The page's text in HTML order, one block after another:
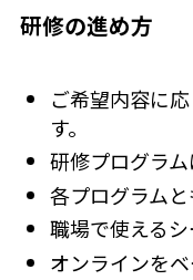
研修の進め方
ご希望内容に
す。
研修プログラム
各プログラムと
職場で使えるシ
オンラインをベ